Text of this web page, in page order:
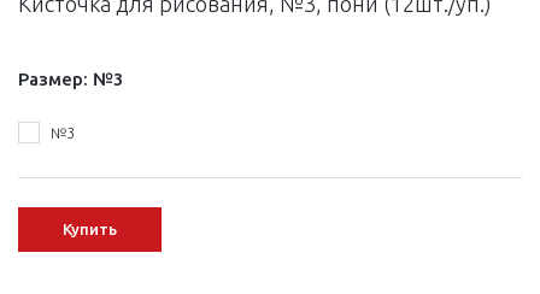
Размер: №3
№3
Купить